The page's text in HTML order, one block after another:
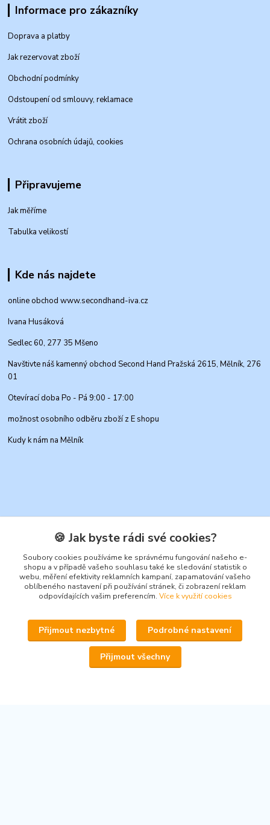
Informace pro zákazníky
Doprava a platby
Jak rezervovat zboží
Obchodní podmínky
Odstoupení od smlouvy, reklamace
Vrátit zboží
Ochrana osobních údajů, cookies
Připravujeme
Jak měříme
Tabulka velikostí
Kde nás najdete
online obchod www.secondhand-iva.cz
Ivana Husáková
Sedlec 60, 277 35 Mšeno
Navštivte náš kamenný obchod Second Hand Pražská 2615, Mělník, 276
01
Otevírací doba Po - Pá 9:00 - 17:00
možnost osobního odběru zboží z E shopu
Kudy k nám na Mělník
Kontakty
Ivana Husáková
+420 315 695 684
🍪 Jak byste rádi své cookies?
Soubory cookies používáme ke správnému fungování našeho e-
shopu a v případě vašeho souhlasu také ke sledování statistik o
webu, měření efektivity reklamních kampaní, zapamatování vašeho
oblíbeného nastavení při používání stránek, či zobrazení reklam
odpovídajících vašim preferencím. Více k využití cookies
Přijmout nezbytné Podrobné nastavení
Přijmout všechny